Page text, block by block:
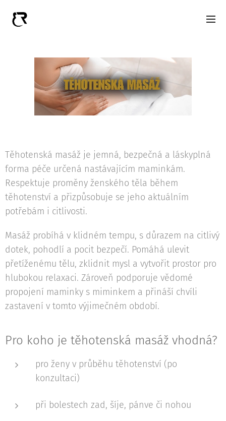
Těhotenská masáž je jemná, bezpečná a láskyplná
forma péče určená nastávajícím maminkám.
Respektuje proměny ženského těla během
těhotenství a přizpůsobuje se jeho aktuálním
potřebám i citlivosti.
Masáž probíhá v klidném tempu, s důrazem na citlivý
dotek, pohodlí a pocit bezpečí. Pomáhá ulevit
přetíženému tělu, zklidnit mysl a vytvořit prostor pro
hlubokou relaxaci. Zároveň podporuje vědomé
propojení maminky s miminkem a přináší chvíli
zastavení v tomto výjimečném období.
Pro koho je těhotenská masáž vhodná?
pro ženy v průběhu těhotenství (po
konzultaci)
při bolestech zad, šíje, pánve či nohou